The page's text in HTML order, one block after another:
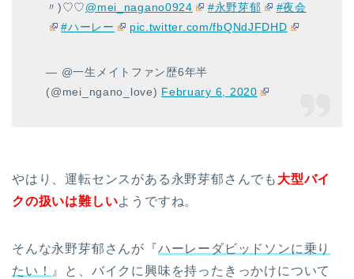
〃)♡♡@mei_nagano0924 #永野芽郁
#夜会
#ハーレー
pic.twitter.com/fbQNdJFDHD
— @一生メイトファン歴6年半
(@mei_ngano_love) February 6, 2020
やはり、運転センスがある永野芽郁さんでも 大型バイ
クの扱いは難しいようですね。
そんな永野芽郁さんが『ハーレーダビッドソンに乗り
たい！
』と、バイクに興味を持ったきっかけについて